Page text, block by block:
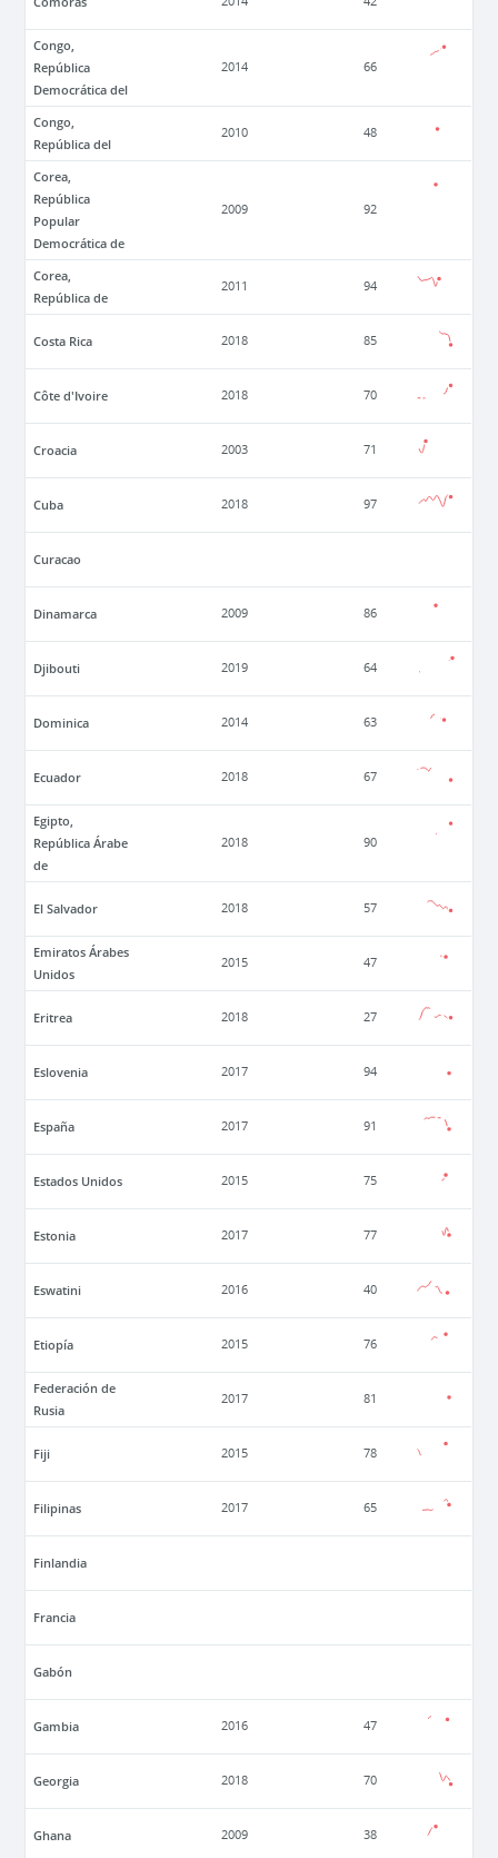
Congo,
República
Democrática del
2014 66
Congo,
República del
2010 48
Corea,
República
Popular
Democrática de
2009 92
Corea,
República de
2011 94
Costa Rica 2018 85
Côte d'Ivoire 2018 70
Croacia 2003 71
Cuba 2018 97
Curacao
Dinamarca 2009 86
Djibouti 2019 64
Dominica 2014 63
Ecuador 2018 67
Egipto,
República Árabe
de
2018 90
El Salvador 2018 57
Emiratos Árabes
Unidos
2015 47
Eritrea 2018 27
Eslovenia 2017 94
España 2017 91
Estados Unidos 2015 75
Estonia 2017 77
Eswatini 2016 40
Etiopía 2015 76
Federación de
Rusia
2017 81
Fiji 2015 78
Filipinas 2017 65
Finlandia
Francia
Gabón
Gambia 2016 47
Georgia 2018 70
Ghana 2009 38